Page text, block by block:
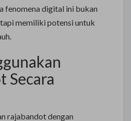
fenomena digital ini bukan
memiliki potensi untuk
Secara
rajabandot dengan